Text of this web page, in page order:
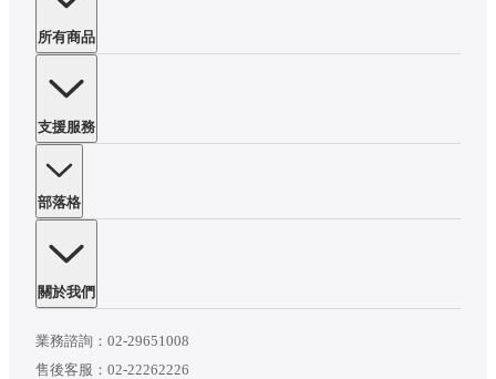
選購指南
2026年玩遊戲記憶體需要32GB嗎？最新規格需求與升
級指南
本文將帶你快速了解 2026 年玩遊戲需要用到 32GB 記憶體嗎？選擇
閱讀更多內容
所有商品
支援服務
部落格
關於我們
業務諮詢： 02-29651008
售後客服： 02-22262226